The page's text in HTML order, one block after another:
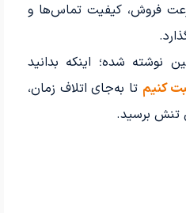
فروش، کیفیت تماس‌ها و
نوشته شده؛ اینکه بدانید
کنیم تا به‌جای اتلاف زمان،
تنش برسید.